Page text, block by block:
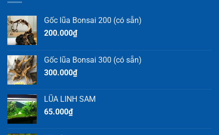
Gốc lũa Bonsai 200 (có sẵn)
200.000₫
Gốc lũa Bonsai 300 (có sẵn)
300.000₫
LŨA LINH SAM
65.000₫